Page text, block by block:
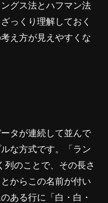
グス法とハフマン法
っくり理解しておく
え方が見えやすくな
タが連続して並んで
な方式です。「ラン
列のことで、その長さ
からこの名前が付い
ある行に「白・白・